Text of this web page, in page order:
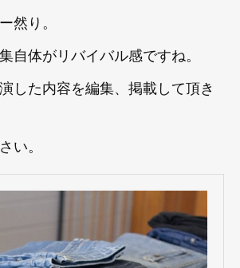
然り。
自体がリバイバル感ですね。
した内容を編集、掲載して頂き
い。